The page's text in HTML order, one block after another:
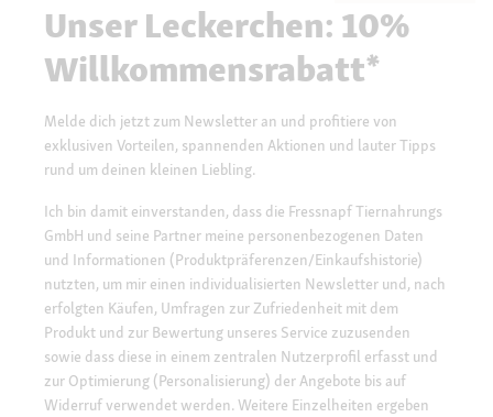
Unser Leckerchen: 10%
Willkommensrabatt*
Melde dich jetzt zum Newsletter an und profitiere von
exklusiven Vorteilen, spannenden Aktionen und lauter Tipps
rund um deinen kleinen Liebling.
Ich bin damit einverstanden, dass die Fressnapf Tiernahrungs
GmbH und seine Partner meine personenbezogenen Daten
und Informationen (Produktpräferenzen/Einkaufshistorie)
nutzten, um mir einen individualisierten Newsletter und, nach
erfolgten Käufen, Umfragen zur Zufriedenheit mit dem
Produkt und zur Bewertung unseres Service zuzusenden
sowie dass diese in einem zentralen Nutzerprofil erfasst und
zur Optimierung (Personalisierung) der Angebote bis auf
Widerruf verwendet werden. Weitere Einzelheiten ergeben